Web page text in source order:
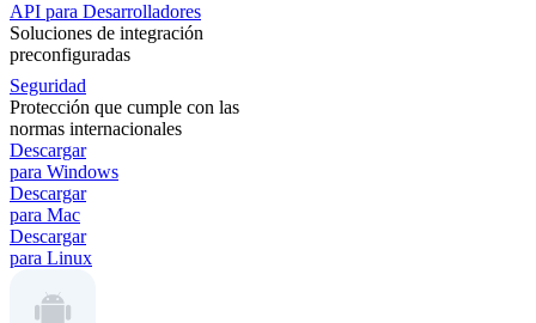
API para Desarrolladores
Soluciones de integración
preconfiguradas
Seguridad
Protección que cumple con las
normas internacionales
Descargar
para Windows
Descargar
para Mac
Descargar
para Linux